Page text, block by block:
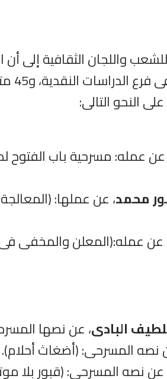
للشعب واللجان الثقافية إلى
جوائز
النحو التالى:
عن عمله: مسرحية باب الفتوح
محمد، عن عملها: (المعالجة
عن عمله:(المعلن والمخفى
البادى، عن نصها
نصه المسرحى: (أضغاث أحلام).
عن نصه المسرحى: (قبور بلا